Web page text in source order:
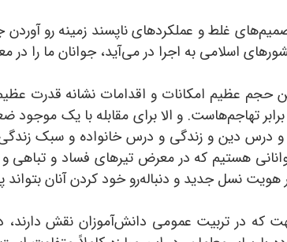
غلط و عملکردهای ناپسند زمینه رو
اسلامی به اجرا در می‌آید، جوانان ما را
حجم عظیم امکانات و اقدامات نشانه قدرت
تهاجم‌هاست. و الا برای مقابله با یک
دین و زندگی و درس خانواده و سبک زندگی،
هستیم که در معرض تیرهای فساد و تباهی
نسل جدید و دنباله‌رو خود کردن آنان بتواند
که در تربیت عمومی دانش‌آموزان نقش